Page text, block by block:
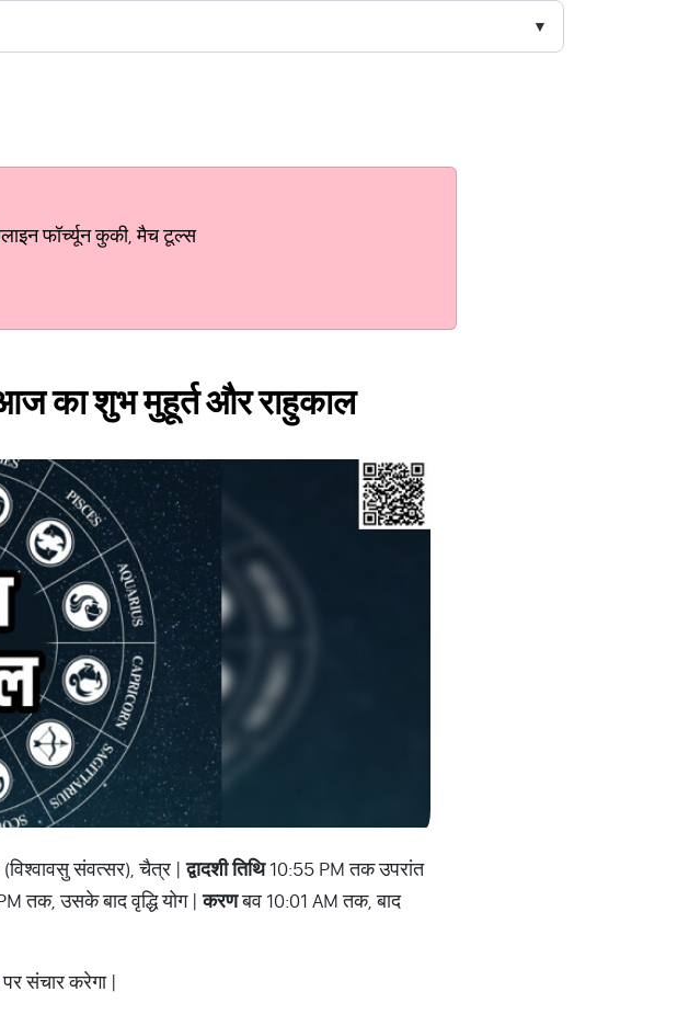
फॉर्च्यून कुकी, मैच टूल्स
का शुभ मुहूर्त और राहुकाल
संवत्सर), चैत्र |द्वादशी तिथि10:55 PM तक उपरांत
तक, उसके बाद वृद्धि योग |करणबव 10:01 AM तक, बाद
पर संचार करेगा |